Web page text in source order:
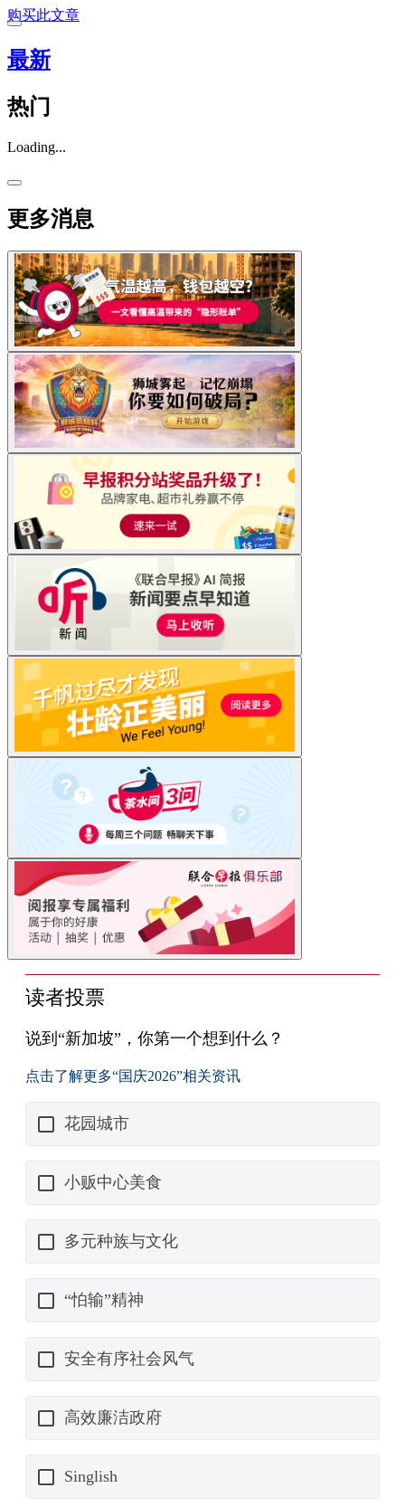
购买此文章
最新
热门
Loading...
更多消息